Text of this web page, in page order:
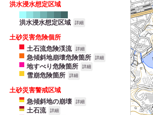
洪水浸水想定区域
洪水浸水想定区域 詳細
土砂災害危険個所
土石流危険渓流
詳細
急傾斜地崩壊危険箇所 詳細
地すべり危険箇所 詳細
雪崩危険箇所 詳細
土砂災害警戒区域
急傾斜地の崩壊
詳細
土石流 詳細